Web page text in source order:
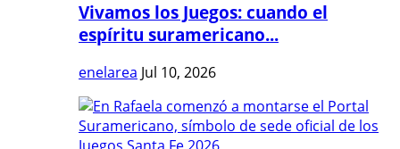
Vivamos los Juegos: cuando el
espíritu suramericano...
enelarea Jul 10, 2026